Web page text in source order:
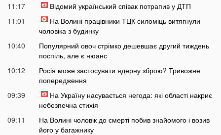
11:17
Відомий український співак потрапив у ДТП
11:01
На Волині працівники ТЦК силоміць витягнули
чоловіка з будинку
10:40
Популярний овоч стрімко дешевшає другий тиждень
поспіль, але є нюанс
10:12
Росія може застосувати ядерну зброю? Тривожне
попередження
09:39
На Україну насувається негода: які області накриє
небезпечна стихія
09:11
На Волині чоловік до смерті побив знайомого і возив
його у багажнику